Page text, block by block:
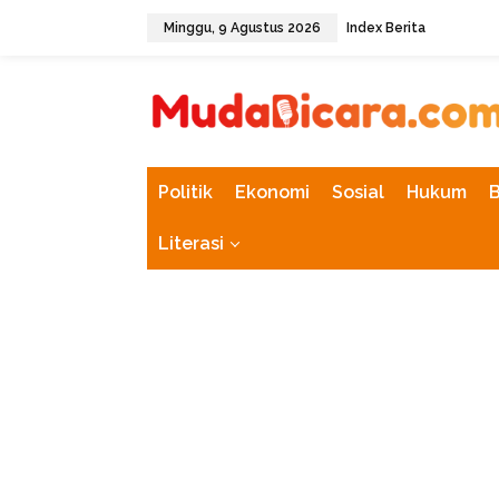
Minggu, 9 Agustus 2026 Index Berita
Politik Ekonomi Sosial Hukum
Literasi